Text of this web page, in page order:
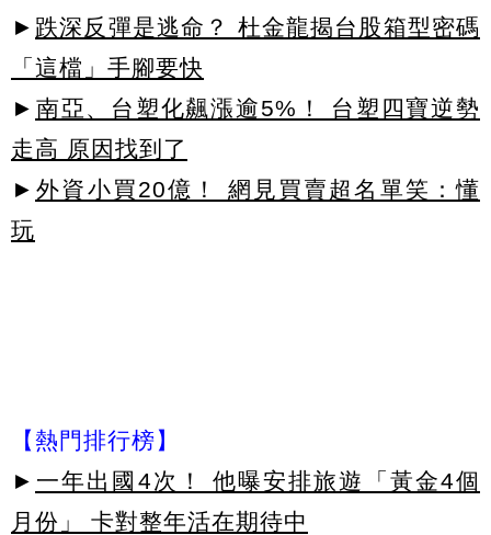
► 跌深反彈是逃命？ 杜金龍揭台股箱型密碼
「這檔」手腳要快
► 南亞、台塑化飆漲逾5%！ 台塑四寶逆勢
走高 原因找到了
► 外資小買20億！ 網見買賣超名單笑：懂
玩
【熱門排行榜】
► 一年出國4次！ 他曝安排旅遊「黃金4個
月份」 卡對整年活在期待中